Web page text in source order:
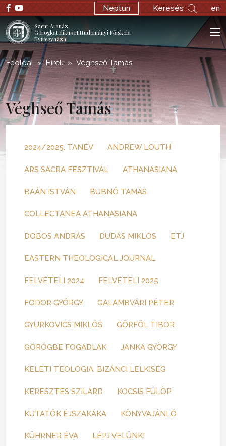
Neptun Keresés en
Szent Atanáz
Görögkatolikus Hittudományi Főiskola
Nyíregyháza
Főoldal Hírek Véghseő Tamás
Véghseő Tamás
2024/2025. TANÉV ANDREW LOUTH
ARS SACRA FESZTIVÁL ATHANASIANA
BAÁN ISTVÁN BUBNÓ TAMÁS
COLLECTANEA ATHANASIANA
DOBOS ANDRÁS DUDÁS MIKLÓS ETJ
EASTERN THEOLOGICAL JOURNAL
FELVÉTELI 2024 FELVÉTELI 2025
FODOR GYÖRGY GALAMBVÁRI PÉTER
GYURKOVICS MIKLÓS GÖRFÖL TIBOR
GÖRÖGBE FOGADLAK JANKA GYÖRGY
KELETI TEOLÓGIA, BIZÁNCI LELKISÉG
KERESZTES SZILÁRD KOCSIS FÜLÖP
KUTATÓK ÉJSZAKÁKA KÖNYVAJÁNLÓ
KÜHRNER ÉVA LÉPJ VELÜNK!